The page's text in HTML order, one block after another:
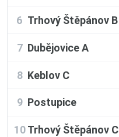
6 Trhový Štěpánov B
7 Dubějovice A
8 Keblov C
9 Postupice
10 Trhový Štěpánov C